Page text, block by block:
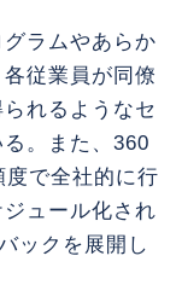
ラムやあらか
従業員が同僚
れるようなセ
。また、360
度で全社的に行
ュール化され
ックを展開し